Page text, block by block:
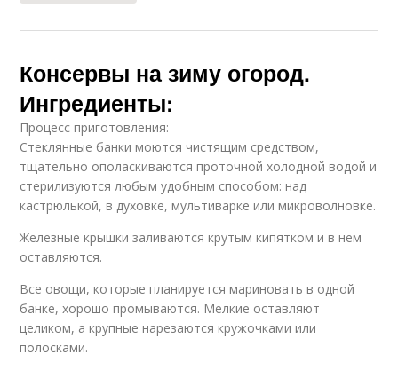
Консервы на зиму огород.
Ингредиенты:
Процесс приготовления:
Стеклянные банки моются чистящим средством,
тщательно ополаскиваются проточной холодной водой и
стерилизуются любым удобным способом: над
кастрюлькой, в духовке, мультиварке или микроволновке.
Железные крышки заливаются крутым кипятком и в нем
оставляются.
Все овощи, которые планируется мариновать в одной
банке, хорошо промываются. Мелкие оставляют
целиком, а крупные нарезаются кружочками или
полосками.